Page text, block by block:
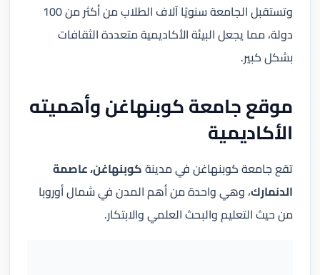
وتستقبل الجامعة سنويًا آلاف الطلاب من أكثر من 100
دولة، مما يجعل البيئة الأكاديمية متعددة الثقافات
بشكل كبير.
موقع جامعة كوبنهاغن وأهميته
الأكاديمية
تقع جامعة كوبنهاغن في مدينةكوبنهاغن، عاصمة
الدنمارك، وهي واحدة من أهم المدن في شمال أوروبا
من حيث التعليم والبحث العلمي والابتكار.